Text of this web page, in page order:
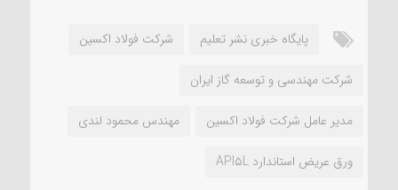
پایگاه خبری نشر تعلیم شرکت فولاد اکسین
شرکت مهندسی و توسعه گاز ایران
مدیر عامل شرکت فولاد اکسین مهندس محمود لندی
ورق عریض استاندارد API۵L